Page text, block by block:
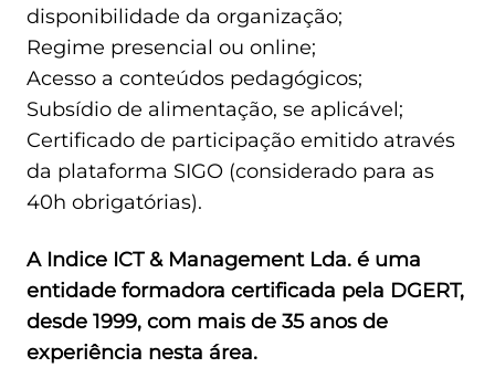
disponibilidade da organização;
Regime presencial ou online;
Acesso a conteúdos pedagógicos;
Subsídio de alimentação, se aplicável;
Certificado de participação emitido através
da plataforma SIGO (considerado para as
40h obrigatórias).
A Indice ICT & Management Lda. é uma
entidade formadora certificada pela DGERT,
desde 1999, com mais de 35 anos de
experiência nesta área.